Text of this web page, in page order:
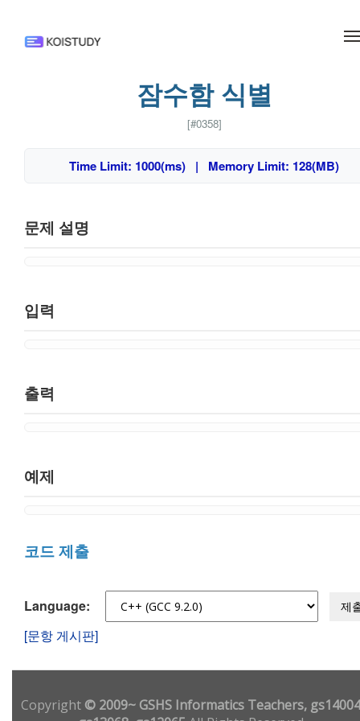
잠수함 식별
[#0358]
Time Limit: 1000(ms) | Memory Limit: 128(MB)
문제 설명
입력
출력
예제
코드 제출
Language: 제
[문항 게시판]
Copyright© 2009~ GSHS Informatics Teachers,